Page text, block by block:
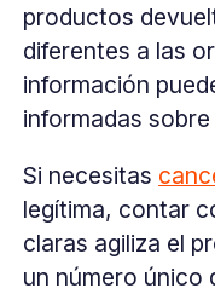
productos
diferentes a las
información
informadas
Si necesitas
legítima, contar
claras agiliza el
un número único